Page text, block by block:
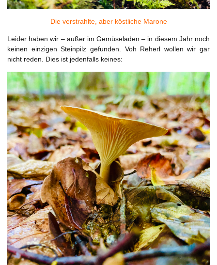
Die verstrahlte, aber köstliche Marone
Leider haben wir – außer im Gemüseladen – in diesem Jahr noch
keinen einzigen Steinpilz gefunden. Voh Reherl wollen wir gar
nicht reden. Dies ist jedenfalls keines: